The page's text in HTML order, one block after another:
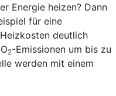
Energie heizen? Dann
für eine
deutlich
2-Emissionen um bis zu
werden mit einem